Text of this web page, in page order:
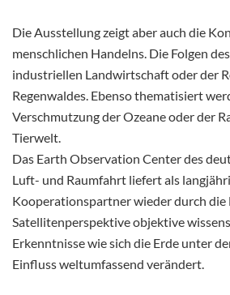
Die Ausstellung zeigt aber auch die
menschlichen Handelns. Die Folgen
industriellen Landwirtschaft oder der
Regenwaldes. Ebenso thematisiert
Verschmutzung der Ozeane oder der
Tierwelt.
Das Earth Observation Center des
Luft- und Raumfahrt liefert als
Kooperationspartner wieder durch die
Satellitenperspektive objektive
Erkenntnisse wie sich die Erde unter
Einfluss weltumfassend verändert.